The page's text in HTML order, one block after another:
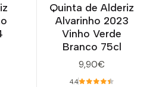
Quinta de Alderiz
Alvarinho 2023
Vinho Verde
Branco 75cl
9,90€
4.4